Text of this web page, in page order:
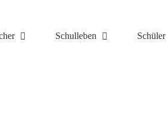
Schulleben Schüler